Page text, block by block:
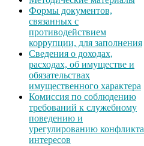
Формы документов,
связанных с
противодействием
коррупции, для заполнения
Сведения о доходах,
расходах, об имуществе и
обязательствах
имущественного характера
Комиссия по соблюдению
требований к служебному
поведению и
урегулированию конфликта
интересов